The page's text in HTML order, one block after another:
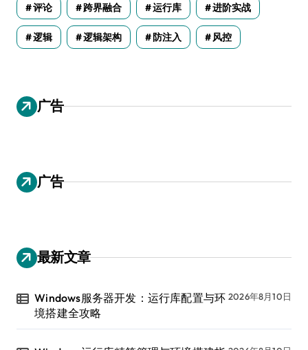
评论 跨界融合 运行库 进阶实战
逻辑 逻辑架构 防注入 风控
广告
广告
最新文章
Windows服务器开发：运行库配置与环
境搭建全攻略
2026年8月10日